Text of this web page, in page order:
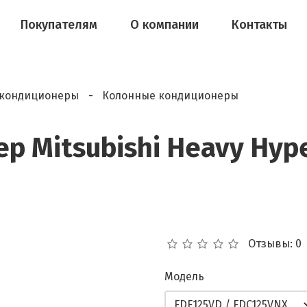
Покупателям О компании Контакты
Колонные кондиционеры
Mitsubishi Heavy
Отзывы: 0
Модель